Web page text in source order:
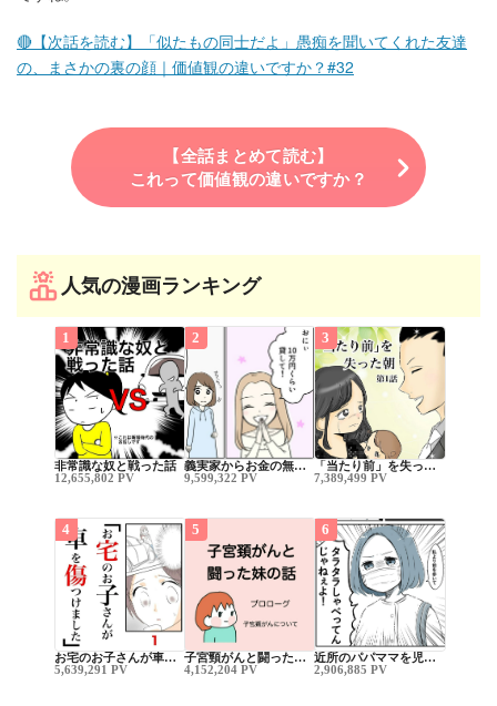
🔴【次話を読む】「似たもの同士だよ」愚痴を聞いてくれた友達
の、まさかの裏の顔｜価値観の違いですか？#32
【全話まとめて読む】
これって価値観の違いですか？
人気の漫画ランキング
1
非常識な奴と戦った話
12,655,802 PV
2
義実家からお金の無…
9,599,322 PV
3
「当たり前」を失っ…
7,389,499 PV
4
お宅のお子さんが車…
5,639,291 PV
5
子宮頸がんと闘った…
4,152,204 PV
6
近所のパパママを児…
2,906,885 PV